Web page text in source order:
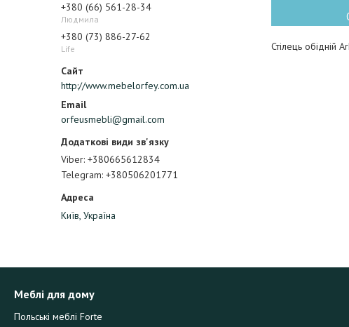
+380 (66) 561-28-34
Людмила
+380 (73) 886-27-62
Life
http://www.mebelorfey.com.ua
orfeusmebli@gmail.com
Viber +380665612834
Telegram +380506201771
Київ, Україна
Стілець обідній
Меблі для дому
Польські меблі Forte